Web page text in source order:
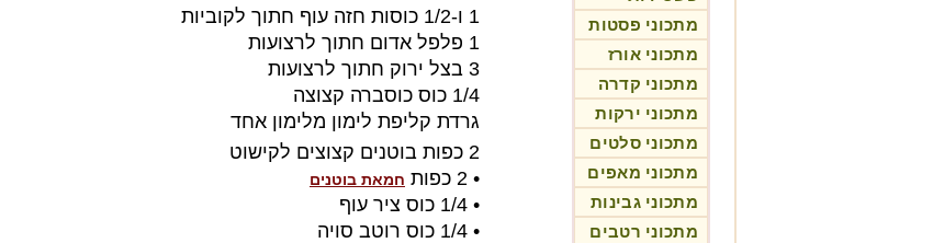
מתכוני פסטות
מתכוני אורז
מתכוני קדרה
מתכוני ירקות
מתכוני סלטים
מתכוני מאפים
מתכוני גבינות
מתכוני רטבים
1 ו-1/2 כוסות חזה עוף חתוך לקוביות
1 פלפל אדום חתוך לרצועות
3 בצל ירוק חתוך לרצועות
1/4 כוס כוסברה קצוצה
גרדת קליפת לימון מלימון אחד
2 כפות בוטנים קצוצים לקישוט
• 2 כפות
חמאת בוטנים
• 1/4 כוס ציר עוף
• 1/4 כוס רוטב סויה